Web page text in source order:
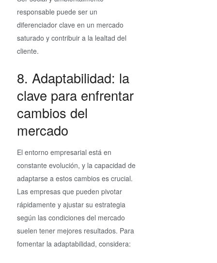
responsable puede ser un
diferenciador clave en un mercado
saturado y contribuir a la lealtad del
cliente.
8. Adaptabilidad: la
clave para enfrentar
cambios del
mercado
El entorno empresarial está en
constante evolución, y la capacidad de
adaptarse a estos cambios es crucial.
Las empresas que pueden pivotar
rápidamente y ajustar su estrategia
según las condiciones del mercado
suelen tener mejores resultados. Para
fomentar la adaptabilidad, considera: